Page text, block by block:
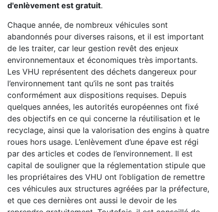
d'enlèvement est gratuit.
Chaque année, de nombreux véhicules sont
abandonnés pour diverses raisons, et il est important
de les traiter, car leur gestion revêt des enjeux
environnementaux et économiques très importants.
Les VHU représentent des déchets dangereux pour
l’environnement tant qu’ils ne sont pas traités
conformément aux dispositions requises. Depuis
quelques années, les autorités européennes ont fixé
des objectifs en ce qui concerne la réutilisation et le
recyclage, ainsi que la valorisation des engins à quatre
roues hors usage. L’enlèvement d’une épave est régi
par des articles et codes de l’environnement. Il est
capital de souligner que la réglementation stipule que
les propriétaires des VHU ont l’obligation de remettre
ces véhicules aux structures agréées par la préfecture,
et que ces dernières ont aussi le devoir de les